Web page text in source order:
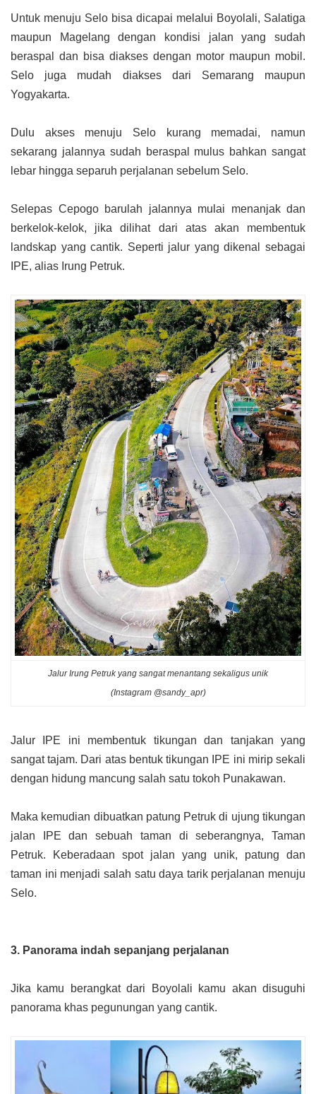
Untuk menuju Selo bisa dicapai melalui Boyolali, Salatiga
maupun Magelang dengan kondisi jalan yang sudah
beraspal dan bisa diakses dengan motor maupun mobil.
Selo juga mudah diakses dari Semarang maupun
Yogyakarta.
Dulu akses menuju Selo kurang memadai, namun
sekarang jalannya sudah beraspal mulus bahkan sangat
lebar hingga separuh perjalanan sebelum Selo.
Selepas Cepogo barulah jalannya mulai menanjakdan
berkelok-kelok, jika dilihat dari atas akan membentuk
landskap yang cantik. Seperti jalur yang dikenal sebagai
IPE, alias Irung Petruk.
Jalur Irung Petruk yang sangat menantang sekaligus unik
(Instagram @sandy_apr)
Jalur IPE ini membentuk tikungan dan tanjakan yang
sangat tajam. Dari atas bentuk tikungan IPE ini mirip sekali
dengan hidung mancung salah satu tokoh Punakawan.
Maka kemudian dibuatkan patung Petruk di ujung tikungan
jalan IPE dan sebuah taman di seberangnya, Taman
Petruk. Keberadaan spot jalan yang unik, patung dan
taman ini menjadi salah satu daya tarik perjalanan menuju
Selo.
3. Panorama indah sepanjang perjalanan
Jika kamu berangkat dari Boyolali kamu akan disuguhi
panorama khas pegunungan yang cantik.